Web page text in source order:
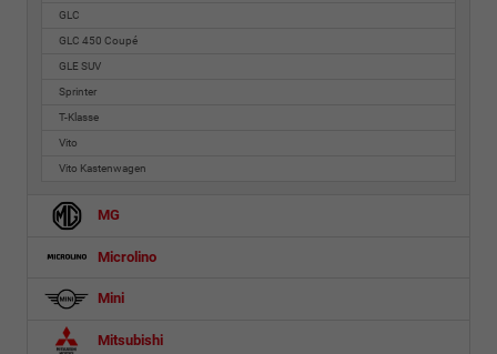
GLC
GLC 450 Coupé
GLE SUV
Sprinter
T-Klasse
Vito
Vito Kastenwagen
MG
Microlino
Mini
Mitsubishi